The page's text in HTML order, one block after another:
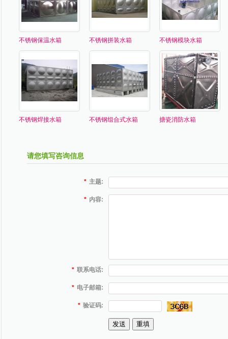
不锈钢保温水箱 不锈钢拼装水箱 不锈钢模块水箱
不锈钢焊接水箱 不锈钢组合式水箱 搪瓷消防水箱
请您填写咨询信息
* 主题:
* 内容:
* 联系电话:
* 电子邮箱:
* 验证码: